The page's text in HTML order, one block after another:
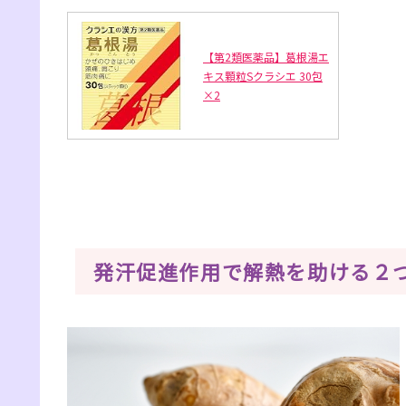
【第2類医薬品】葛根湯エ
キス顆粒Sクラシエ 30包
×2
発汗促進作用で解熱を助ける２